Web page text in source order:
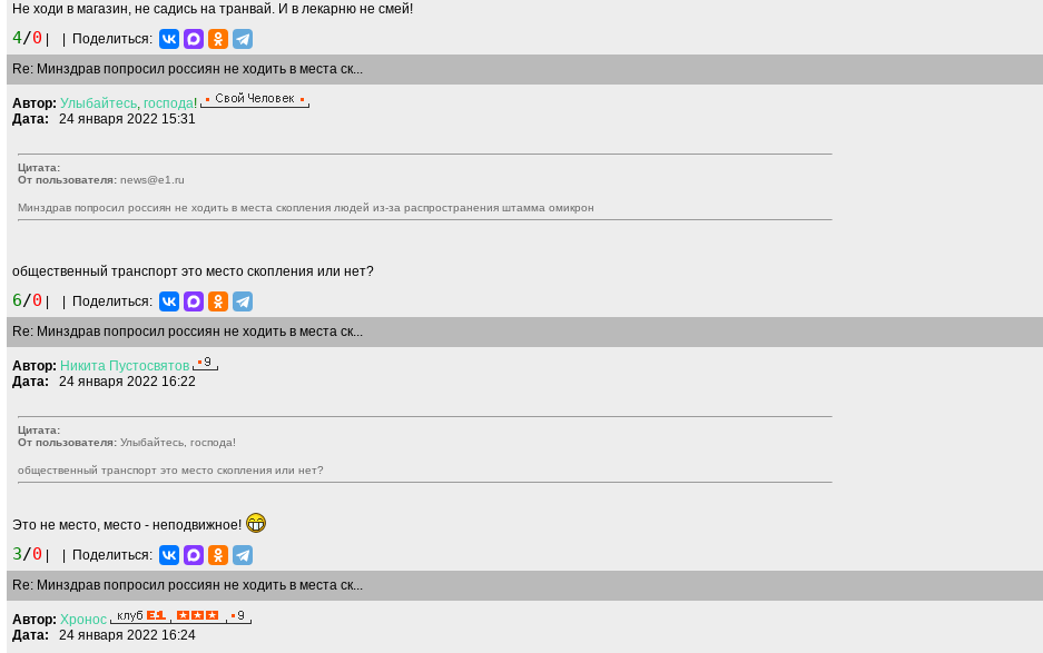
Не ходи в магазин, не садись на транвай. И в лекарню не смей!
4/0
Поделиться:
Re: Минздрав попросил россиян не ходить в места ск...
Автор: Улыбайтесь, господа!
Дата: 24 января 2022 15:31
Цитата:
От пользователя: news@e1.ru
Минздрав попросил россиян не ходить в места скопления людей из-за распространения штамма омикрон
общественный транспорт это место скопления или нет?
6/0
Поделиться:
Re: Минздрав попросил россиян не ходить в места ск...
Автор: Никита Пустосвятов
Дата: 24 января 2022 16:22
Цитата:
От пользователя: Улыбайтесь, господа!
общественный транспорт это место скопления или нет?
Это не место, место - неподвижное!
3/0
Поделиться:
Re: Минздрав попросил россиян не ходить в места ск...
Автор: Хронос
Дата: 24 января 2022 16:24